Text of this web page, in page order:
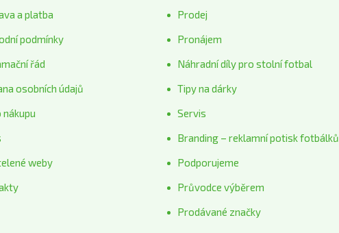
a platba
podmínky
řád
osobních údajů
nákupu
weby
Prodej
Pronájem
Náhradní díly pro stolní fotbal
Tipy na dárky
Servis
Branding – reklamní potisk fotbálků
Podporujeme
Průvodce výběrem
Prodávané značky